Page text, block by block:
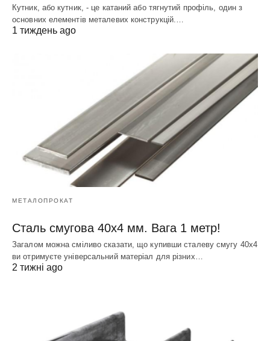
Кутник, або кутник, - це катаний або тягнутий профіль, один з
основних елементів металевих конструкцій.…
1 тиждень ago
МЕТАЛОПРОКАТ
Сталь смугова 40х4 мм. Вага 1 метр!
Загалом можна сміливо сказати, що купивши сталеву смугу 40х4
ви отримуєте універсальний матеріал для різних…
2 тижні ago